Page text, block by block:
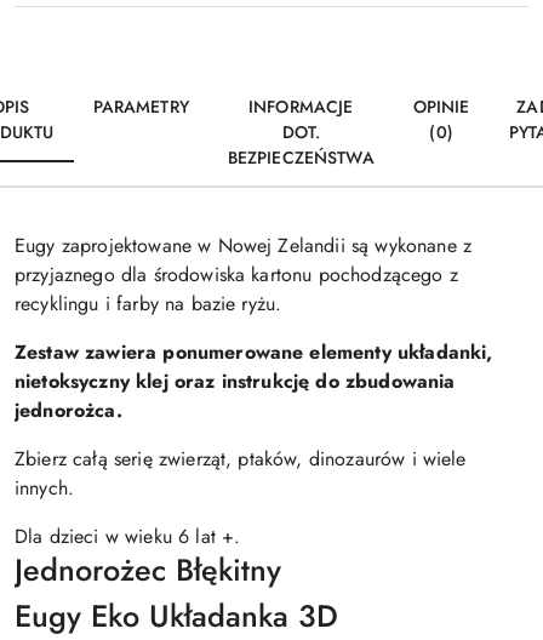
PARAMETRY
INFORMACJE
DOT.
BEZPIECZEŃSTWA
OPINIE
(0)
Eugy zaprojektowane w Nowej Zelandii są wykonane z
przyjaznego dla środowiska kartonu pochodzącego z
recyklingu i farby na bazie ryżu.
Zestaw zawiera ponumerowane elementy układanki,
nietoksyczny klej oraz instrukcję do zbudowania
jednorożca.
Zbierz całą serię zwierząt, ptaków, dinozaurów i wiele
innych.
Dla dzieci w wieku 6 lat +.
Jednorożec Błękitny
Eugy Eko Układanka 3D